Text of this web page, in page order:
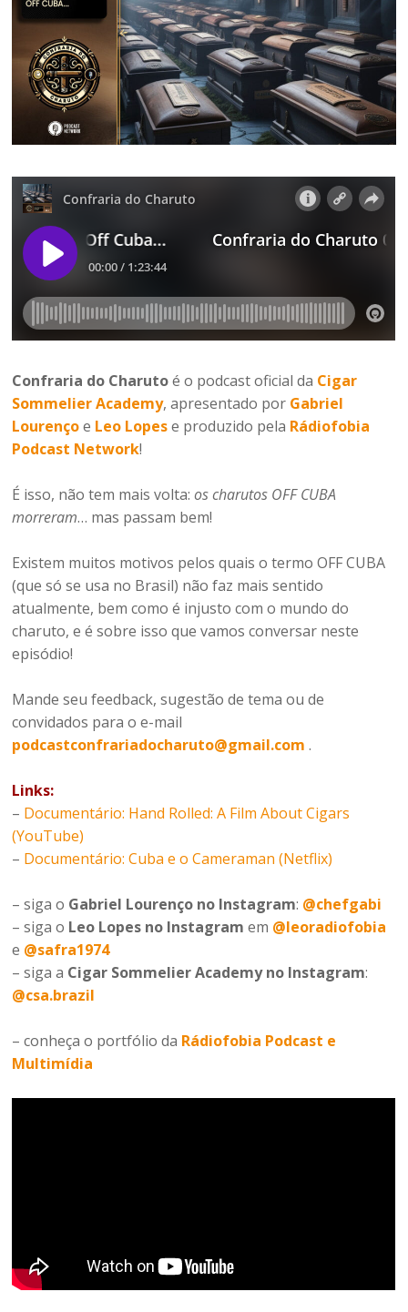
Confraria do Charutoé o podcast oficial da Cigar
Sommelier Academy, apresentado por Gabriel
Lourençoe Leo Lopese produzido pela Rádiofobia
Podcast Network!
É isso, não tem mais volta:os charutos OFF CUBA
morreram… mas passam bem!
Existem muitos motivos pelos quais o termo OFF CUBA
(que só se usa no Brasil) não faz mais sentido
atualmente, bem como é injusto com o mundo do
charuto, e é sobre isso que vamos conversar neste
episódio!
Mande seu feedback, sugestão de tema ou de
convidados para o e-mail
podcastconfrariadocharuto@gmail.com .
Links:
– Documentário: Hand Rolled: A Film About Cigars
(YouTube)
– Documentário: Cuba e o Cameraman (Netflix)
– siga o Gabriel Lourenço no Instagram: @chefgabi
– siga o Leo Lopes no Instagramem @leoradiofobia
e @safra1974
– siga a Cigar Sommelier Academy no Instagram:
@csa.brazil
– conheça o portfólio da Rádiofobia Podcast e
Multimídia